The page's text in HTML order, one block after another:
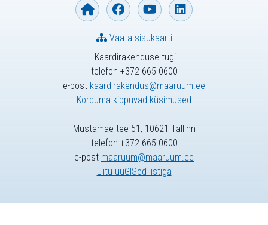
Kaardirakenduse tugi
telefon +372 665 0600
e-post kaardirakendus@maaruum.ee
Korduma kippuvad küsimused
Vaata sisukaarti
Mustamäe tee 51, 10621 Tallinn
telefon +372 665 0600
e-post maaruum@maaruum.ee
Liitu uuGISed listiga